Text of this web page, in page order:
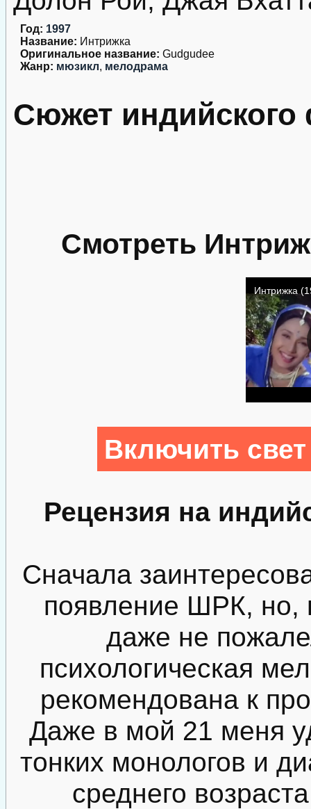
Год: 1997
Название: Интрижка
Оригинальное название: Gudgudee
Жанр: мюзикл, мелодрама
Сюжет
Смотреть
Включить
Рецензия на
Сначала
появление ШРК, но,
даже не
психологическая
рекомендована к
Даже в мой 21 меня
тонких монологов и
среднего